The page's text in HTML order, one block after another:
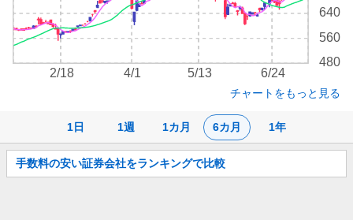
1日 1週 1カ月 6カ月 1年
480
560
640
2/18 4/1 5/13 6/24
チャートをもっと見る
お
知
手数料の安い証券会社をランキングで比較